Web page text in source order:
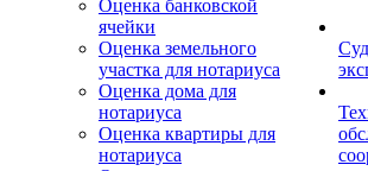
Оценка банковской
ячейки
Оценка земельного
участка для нотариуса
Оценка дома для
нотариуса
Оценка квартиры для
нотариуса